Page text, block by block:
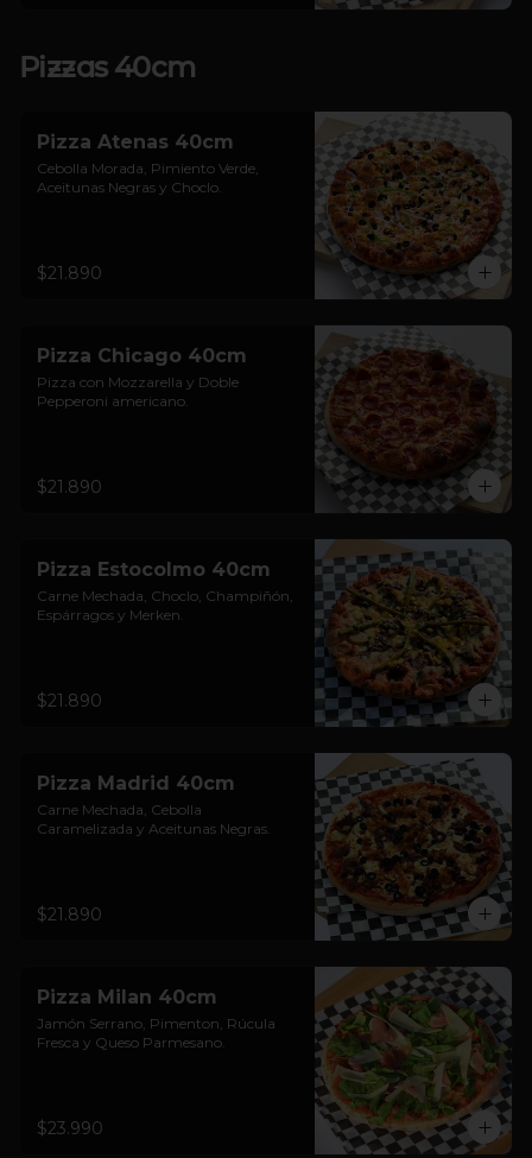
Pizzas 40cm
Pizza Atenas 40cm
Cebolla Morada, Pimiento Verde,
Aceitunas Negras y Choclo.
$21.890
Pizza Chicago 40cm
Pizza con Mozzarella y Doble
Pepperoni americano.
$21.890
Pizza Estocolmo 40cm
Carne Mechada, Choclo, Champiñón,
Espárragos y Merken.
$21.890
Pizza Madrid 40cm
Carne Mechada, Cebolla
Caramelizada y Aceitunas Negras.
$21.890
Pizza Milan 40cm
Jamón Serrano, Pimenton, Rúcula
Fresca y Queso Parmesano.
$23.990